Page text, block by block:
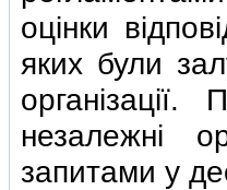
оцiнки
яких були
органiзацiї.
незалежнi
запитами у